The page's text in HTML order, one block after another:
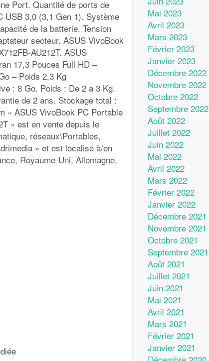
Port. Quantité de ports de
USB 3,0 (3,1 Gen 1). Système
de la batterie. Tension
secteur. ASUS VivoBook
AU212T. ASUS
17,3 Pouces Full HD –
– Poids 2,3 Kg
: 8 Go. Poids : De 2 a 3 Kg.
de 2 ans. Stockage total :
« ASUS VivoBook PC Portable
» est en vente depuis le
réseaux\Portables,
» et est localisé à/en
Royaume-Uni, Allemagne,
Mai 2023
Avril 2023
Mars 2023
Février 2023
Janvier 2023
Décembre 2022
Novembre 2022
Octobre 2022
Septembre 2022
Août 2022
Juillet 2022
Juin 2022
Mai 2022
Avril 2022
Mars 2022
Février 2022
Janvier 2022
Décembre 2021
Novembre 2021
Octobre 2021
Septembre 2021
Août 2021
Juillet 2021
Juin 2021
Mai 2021
Avril 2021
Mars 2021
Février 2021
Janvier 2021